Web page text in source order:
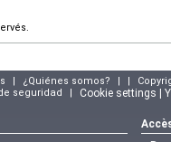
| ¿Quiénes somos? | |
seguridad | Cookie settings |